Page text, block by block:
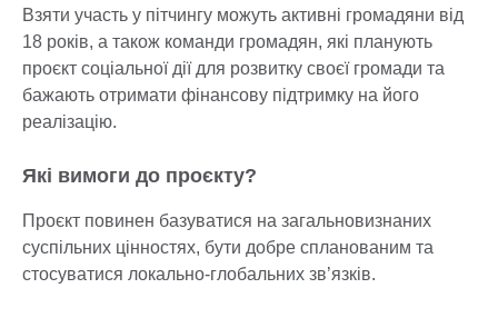
Взяти участь у пітчингу можуть активні громадяни від
18 років, а також команди громадян, які планують
проєкт соціальної дії для розвитку своєї громади та
бажають отримати фінансову підтримку на його
реалізацію.
Які вимоги до проєкту?
Проєкт повинен базуватися на загальновизнаних
суспільних цінностях, бути добре спланованим та
стосуватися локально-глобальних зв’язків.